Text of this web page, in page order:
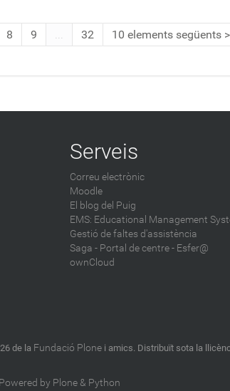
8 9 ... 32 10 elements següents
Serveis
Correu electrònic
Moodle
El blog del Puig
EMS: Educational Management
Gestió de faltes d'assistència
Saga - Portal de centre - Esfer@
ownCloud
de la Fundació Plone i amics. Distribuït sota la
Powered by Plone & Python